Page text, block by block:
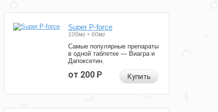
Super P-force
100мг + 60мг
Самые популярные препараты
в одной таблетке — Виагра и
Дапоксетин.
от 200Р Купить